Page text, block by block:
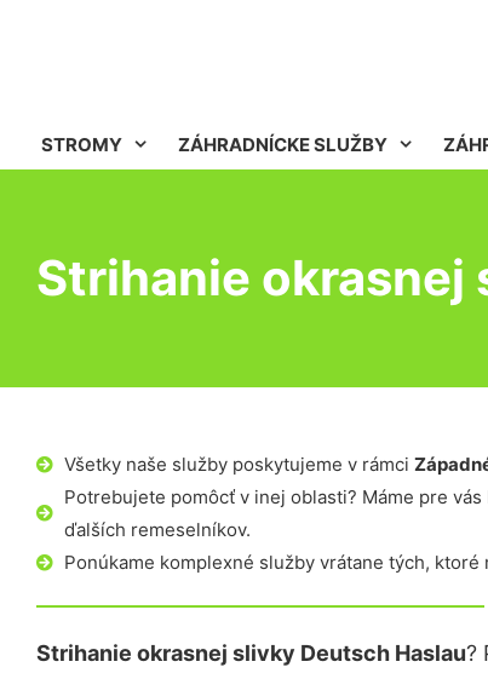
STROMY ZÁHRADNÍCKE SLUŽBY
Strihanie okrasnej
Všetky naše služby poskytujeme v rámci
Potrebujete pomôcť v inej oblasti? Máme pre
ďalších remeselníkov.
Ponúkame komplexné služby vrátane tých,
Strihanie okrasnej slivky Deutsch Haslau?